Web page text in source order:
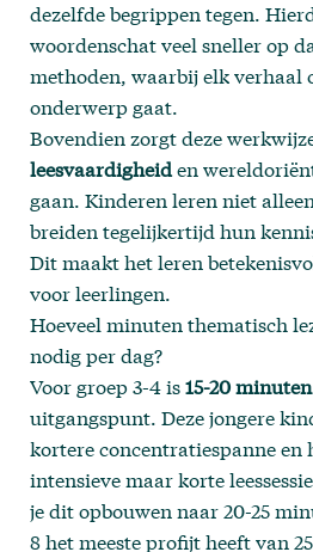
dezelfde begrippen tegen.
woordenschat veel sneller op
methoden, waarbij elk verhaal
onderwerp gaat.
Bovendien zorgt deze
leesvaardigheiden
gaan. Kinderen leren niet
breiden tegelijkertijd hun
Dit maakt het leren
voor leerlingen.
Hoeveel minuten thematisch
nodig per dag?
Voor groep 3-4 is15-20
uitgangspunt. Deze jongere
kortere concentratiespanne en
intensieve maar korte
je dit opbouwen naar 20-25
8 het meeste profijt heeft van